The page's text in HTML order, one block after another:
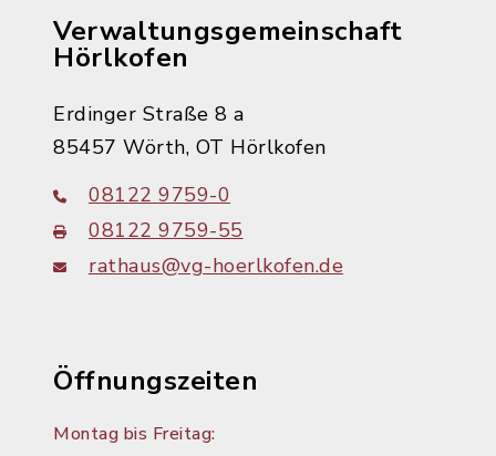
Verwaltungsgemeinschaft
Hörlkofen
Erdinger Straße 8 a
85457 Wörth, OT Hörlkofen
08122 9759-0
08122 9759-55
rathaus@vg-hoerlkofen.de
Öffnungszeiten
Montag bis Freitag: